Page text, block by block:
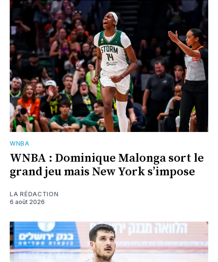
WNBA
WNBA : Dominique Malonga sort le
grand jeu mais New York s’impose
LA RÉDACTION
6 août 2026